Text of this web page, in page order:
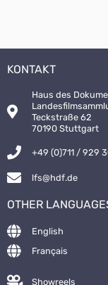
KONTAKT
Haus des
Teckstraße 62
70190 Stuttgart
+49 (0)711 / 929
lfs@hdf.de
OTHER
English
Français
Showreels